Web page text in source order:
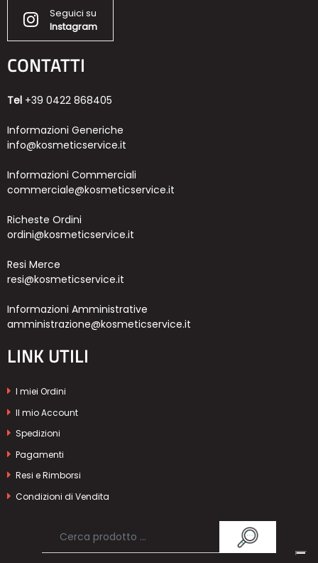
Seguici su
Instagram
CONTATTI
Tel +39 0422 868405
Informazioni Generiche
info@kosmeticservice.it
Informazioni Commerciali
commerciale@kosmeticservice.it
Richeste Ordini
ordini@kosmeticservice.it
Resi Merce
resi@kosmeticservice.it
Informazioni Amministrative
amministrazione@kosmeticservice.it
LINK UTILI
I miei Ordini
Il mio Account
Spedizioni
Pagamenti
Resi e Rimborsi
Condizioni di Vendita
Powered & Designed byPassepartout